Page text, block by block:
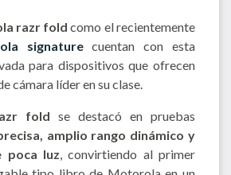
razr fold como el recientemente
signaturecuentan con esta
para dispositivos que ofrecen
cámara líder en su clase.
fold se destacó en pruebas
amplio rango dinámico y
poca luz, convirtiendo al primer